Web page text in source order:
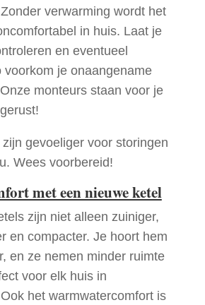
verwarming wordt het
in huis. Laat je
en eventueel
voorkom je onaangename
monteurs staan voor je
gevoeliger voor storingen
Wees voorbereid!
met een nieuwe ketel
zijn niet alleen zuiniger,
en compacter. Je hoort hem
en ze nemen minder ruimte
voor elk huis in
het warmwatercomfort is